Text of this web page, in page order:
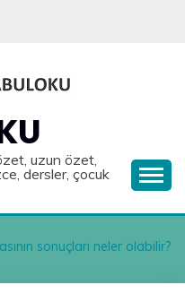
uzun özet,
dersler, çocuk
sonuçları neler olabilir?